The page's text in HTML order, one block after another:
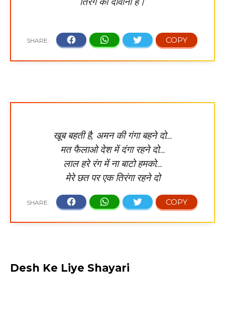
खूब बहती है, अमन की गंगा बहने दो…
मत फैलाओ देश में दंगा रहने दो…
लाल हरे रंग में ना बाटो हमको…
मेरे छत पर एक तिरंगा रहने दो
Desh Ke Liye Shayari